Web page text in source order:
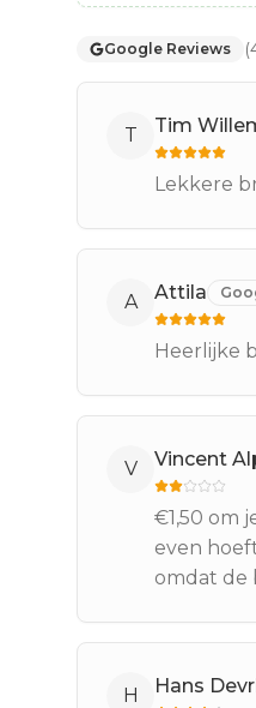
Google Reviews (
T Tim
Lekkere
A Attila
Heerlijke
V Vincent
€1,50 om
even
omdat de
H Hans